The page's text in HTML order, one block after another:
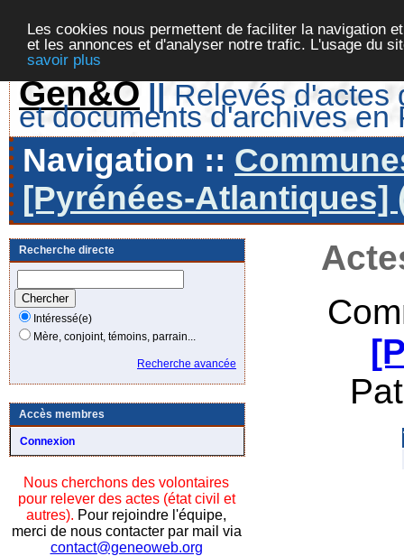
Les cookies nous permettent de faciliter la navigation
et les annonces et d'analyser notre trafic. L'usage du
savoir plus
Gen&O || Relevés d'actes
et documents d'archives en
Navigation ::
[Pyrénées-Atlantiques]
Recherche directe
Intéressé(e)
Mère, conjoint, témoins, parrain...
Recherche avancée
Accès membres
Connexion
Nous cherchons des volontaires
pour relever des actes (état civil et
autres). Pour rejoindre l'équipe,
merci de nous contacter par mail via
contact@geneoweb.org